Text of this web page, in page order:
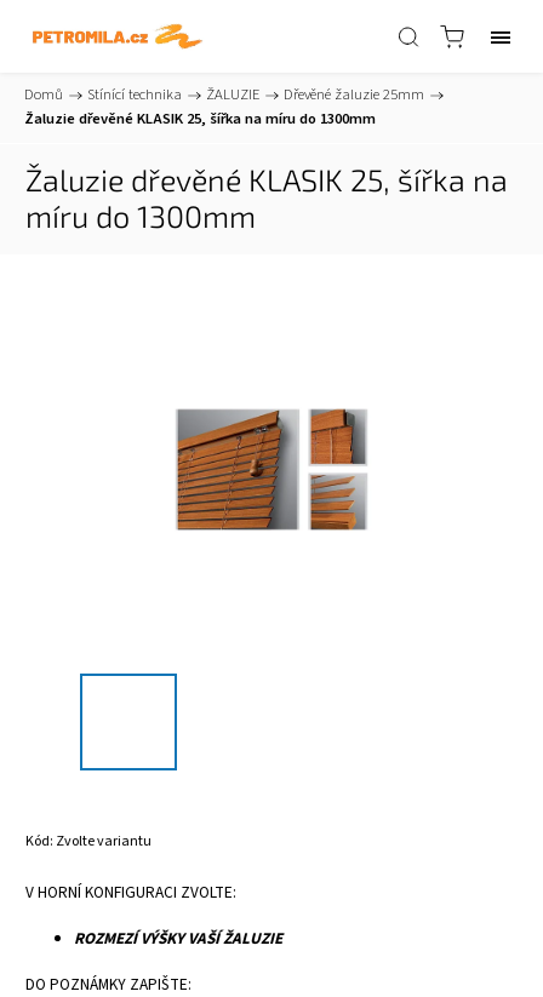
Domů / Stínící technika / ŽALUZIE / Dřevěné žaluzie 25mm /
Žaluzie dřevěné KLASIK 25, šířka na míru do 1300mm
Žaluzie dřevěné KLASIK 25, šířka na
míru do 1300mm
Kód: Zvolte variantu
V HORNÍ KONFIGURACI ZVOLTE:
ROZMEZÍ VÝŠKY VAŠÍ ŽALUZIE
DO POZNÁMKY ZAPIŠTE: